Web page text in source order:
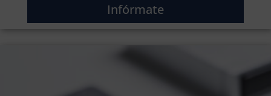
Infórmate